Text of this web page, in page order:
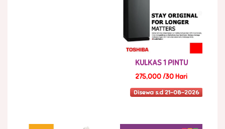
KULKAS 1 PINTU
275,000 /30 Hari
Disewa s.d 21-08-2026